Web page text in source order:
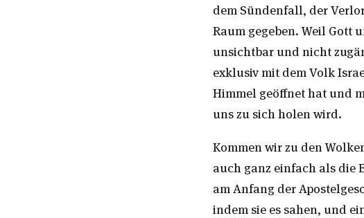
dem Sündenfall, der
Raum gegeben. Weil Gott
unsichtbar und nicht
exklusiv mit dem Volk
Himmel geöffnet hat und
uns zu sich holen wird.
Kommen wir zu den
auch ganz einfach als die
am Anfang der
indem sie es sahen, und